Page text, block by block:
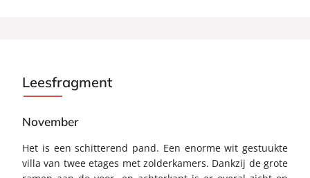
Leesfragment
November
Het is een schitterend pand. Een enorme wit gestuukte
villa van twee etages met zolderkamers. Dankzij de grote